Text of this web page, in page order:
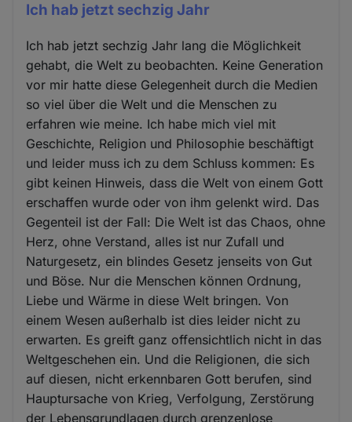
Ich hab jetzt sechzig Jahr
Ich hab jetzt sechzig Jahr lang die Möglichkeit
gehabt, die Welt zu beobachten. Keine Generation
vor mir hatte diese Gelegenheit durch die Medien
so viel über die Welt und die Menschen zu
erfahren wie meine. Ich habe mich viel mit
Geschichte, Religion und Philosophie beschäftigt
und leider muss ich zu dem Schluss kommen: Es
gibt keinen Hinweis, dass die Welt von einem Gott
erschaffen wurde oder von ihm gelenkt wird. Das
Gegenteil ist der Fall: Die Welt ist das Chaos, ohne
Herz, ohne Verstand, alles ist nur Zufall und
Naturgesetz, ein blindes Gesetz jenseits von Gut
und Böse. Nur die Menschen können Ordnung,
Liebe und Wärme in diese Welt bringen. Von
einem Wesen außerhalb ist dies leider nicht zu
erwarten. Es greift ganz offensichtlich nicht in das
Weltgeschehen ein. Und die Religionen, die sich
auf diesen, nicht erkennbaren Gott berufen, sind
Hauptursache von Krieg, Verfolgung, Zerstörung
der Lebensgrundlagen durch grenzenlose